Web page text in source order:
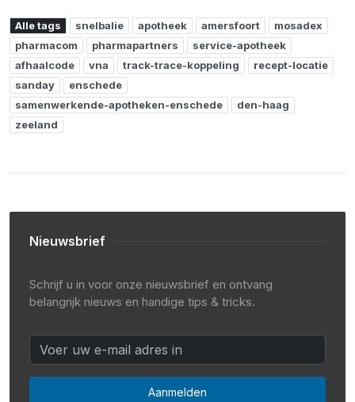
Alle tags snelbalie apotheek amersfoort
mosadex
pharmacom
pharmapartners
service-apotheek
afhaalcode
vna track-trace-koppeling
recept-locatie
sanday
enschede
samenwerkende-apotheken-enschede
den-haag
zeeland
Nieuwsbrief
Schrijf u in voor onze nieuwsbrief en ontvang
belangrijk nieuws en handige tips & tricks.
Aanmelden